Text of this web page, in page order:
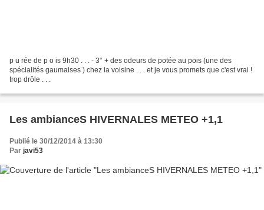
p u rée de p o is 9h30 . . . - 3° + des odeurs de potée au pois (une des
spécialités gaumaises ) chez la voisine . . . et je vous promets que c'est vrai !
trop drôle . . .
Les ambianceS HIVERNALES METEO +1,1
Publié le 30/12/2014 à 13:30
Par javi53